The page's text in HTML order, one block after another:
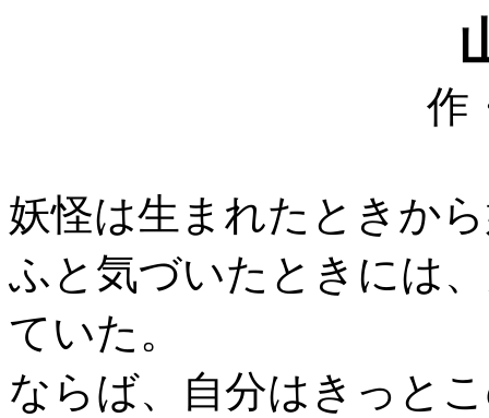
作
妖怪は生まれたときか
ふと気づいたときには
ていた。
ならば、自分はきっと